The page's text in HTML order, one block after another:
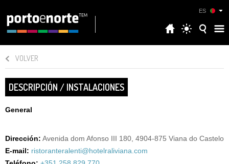
ES
VOLVER
DESCRIPCIÓN / INSTALACIONES
General
Dirección: Avenida dom Afonso III 180, 4904-875 Viana do Castelo
E-mail: ristoranteralenti@hotelraliviana.com